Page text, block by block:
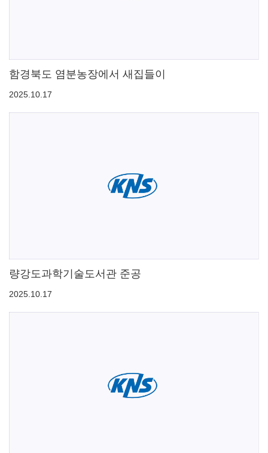
함경북도 염분농장에서 새집들이
2025.10.17
량강도과학기술도서관 준공
2025.10.17